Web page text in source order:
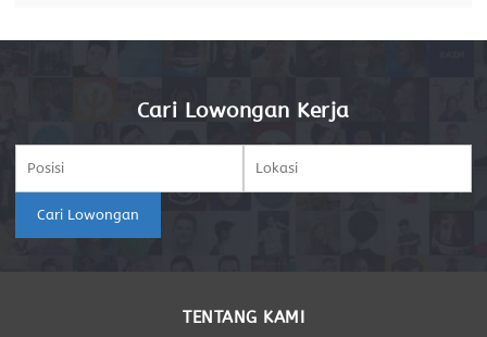
Cari Lowongan Kerja
Cari Lowongan
TENTANG KAMI